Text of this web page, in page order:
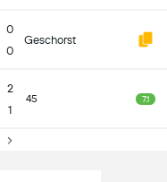
0
0
Geschorst
2
1
45 7.1